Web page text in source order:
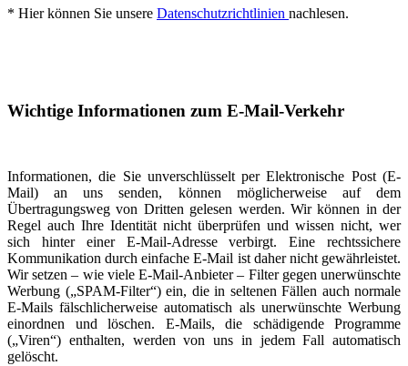
* Hier können Sie unsere Datenschutzrichtlinien nachlesen.
Wichtige Informationen zum E-Mail-Verkehr
Informationen, die Sie unverschlüsselt per Elektronische Post (E-
Mail) an uns senden, können möglicherweise auf dem
Übertragungsweg von Dritten gelesen werden. Wir können in der
Regel auch Ihre Identität nicht überprüfen und wissen nicht, wer
sich hinter einer E-Mail-Adresse verbirgt. Eine rechtssichere
Kommunikation durch einfache E-Mail ist daher nicht gewährleistet.
Wir setzen – wie viele E-Mail-Anbieter – Filter gegen unerwünschte
Werbung („SPAM-Filter“) ein, die in seltenen Fällen auch normale
E-Mails fälschlicherweise automatisch als unerwünschte Werbung
einordnen und löschen. E-Mails, die schädigende Programme
(„Viren“) enthalten, werden von uns in jedem Fall automatisch
gelöscht.